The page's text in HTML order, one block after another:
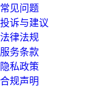
常见问题
投诉与建议
法律法规
服务条款
隐私政策
合规声明